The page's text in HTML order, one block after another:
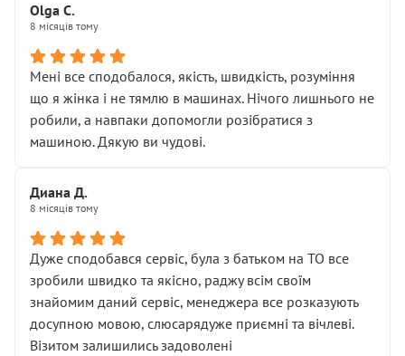
Стосовно комунікації - все добре
Olga С.
8 місяців тому
Мені все сподобалося, якість, швидкість, розуміння
що я жінка і не тямлю в машинах. Нічого лишнього не
робили, а навпаки допомогли розібратися з
машиною. Дякую ви чудові.
Диана Д.
8 місяців тому
Дуже сподобався сервіс, була з батьком на ТО все
зробили швидко та якісно, раджу всім своїм
знайомим даний сервіс, менеджера все розказують
досупною мовою, слюсарядуже приємні та вічлеві.
Візитом залишились задоволені